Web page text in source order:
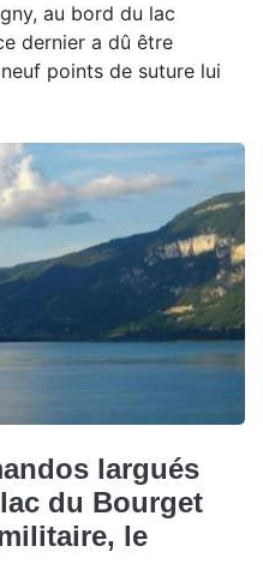
au bord du lac
dernier a dû être
points de suture lui
largués
du Bourget
le